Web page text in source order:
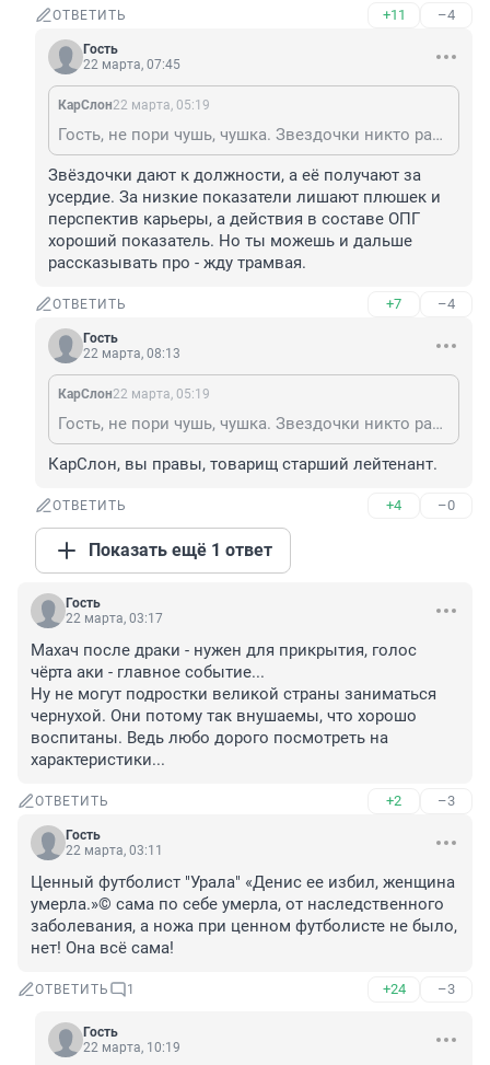
ОТВЕТИТЬ +11 –4
Гость
22 марта, 07:45
КарСлон22 марта, 05:19
Гость, не пори чушь, чушка. Звездочки никто раньше положенного срока не получит и премии за фигурантов не дадут. А выявлять всех причастных - это обычная работа следствия, рутина.
Звёздочки дают к должности, а её получают за
усердие. За низкие показатели лишают плюшек и
перспектив карьеры, а действия в составе ОПГ
хороший показатель. Но ты можешь и дальше
рассказывать про - жду трамвая.
ОТВЕТИТЬ +7 –4
Гость
22 марта, 08:13
КарСлон22 марта, 05:19
Гость, не пори чушь, чушка. Звездочки никто раньше положенного срока не получит и премии за фигурантов не дадут. А выявлять всех причастных - это обычная работа следствия, рутина.
КарСлон, вы правы, товарищ старший лейтенант.
ОТВЕТИТЬ +4 –0
Показать ещё 1 ответ
Гость
22 марта, 03:17
Махач после драки - нужен для прикрытия, голос
чёрта аки - главное событие...
Ну не могут подростки великой страны заниматься
чернухой. Они потому так внушаемы, что хорошо
воспитаны. Ведь любо дорого посмотреть на
характеристики...
ОТВЕТИТЬ +2 –3
Гость
22 марта, 03:11
Ценный футболист "Урала" «Денис ее избил, женщина
умерла.»© сама по себе умерла, от наследственного
заболевания, а ножа при ценном футболисте не было,
нет! Она всё сама!
ОТВЕТИТЬ 1 +24 –3
Гость
22 марта, 10:19